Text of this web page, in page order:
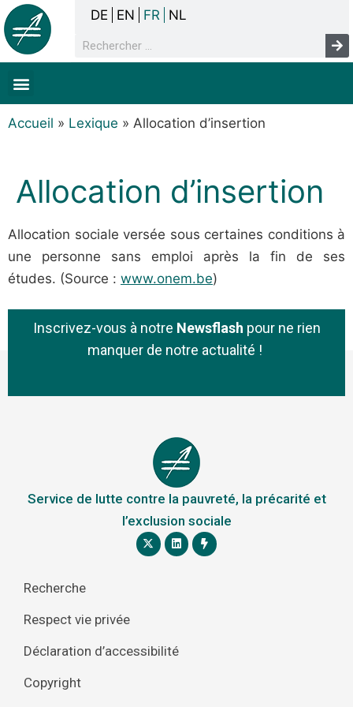
DE EN FR NL
Accueil » Lexique » Allocation d’insertion
Allocation d’insertion
Allocation sociale versée sous certaines conditions à
une personne sans emploi après la fin de ses
études. (Source : www.onem.be)
Inscrivez-vous à notre Newsflash pour ne rien
manquer de notre actualité !
Service de lutte contre la pauvreté, la précarité et
l’exclusion sociale
Recherche
Respect vie privée
Déclaration d’accessibilité
Copyright